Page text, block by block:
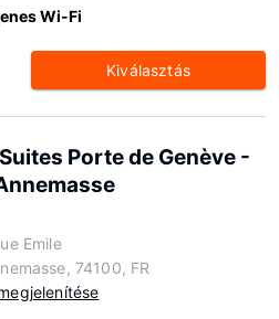
Wi-Fi
Kiválasztás
Porte de Genève -
Emile
74100, FR